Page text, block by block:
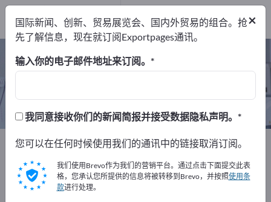
一次性无尘服 – 查找制造商和供应商
3 3
出口商3
制造商3
Exportpages 纺织品 服装 工作服 一次性无尘服
在Exportpages免費刊登廣告！
×
国际新闻、创新、贸易展览会、国内外贸易的组合。抢
先了解信息，现在就订阅Exportpages通讯。
输入你的电子邮件地址来订阅。
我同意接收你们的新闻简报并接受数据隐私声明。
您可以在任何时候使用我们的通讯中的链接取消订阅。
我们使用Brevo作为我们的营销平台。通过点击下面提交此表
格，您承认您所提供的信息将被转移到Brevo，并按照使用条
款进行处理。